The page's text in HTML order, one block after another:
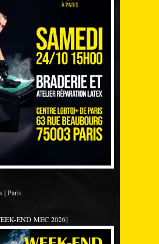
| Paris
END MEC 2026]